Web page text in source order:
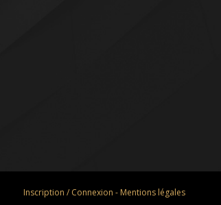
Inscription / Connexion - Mentions légales